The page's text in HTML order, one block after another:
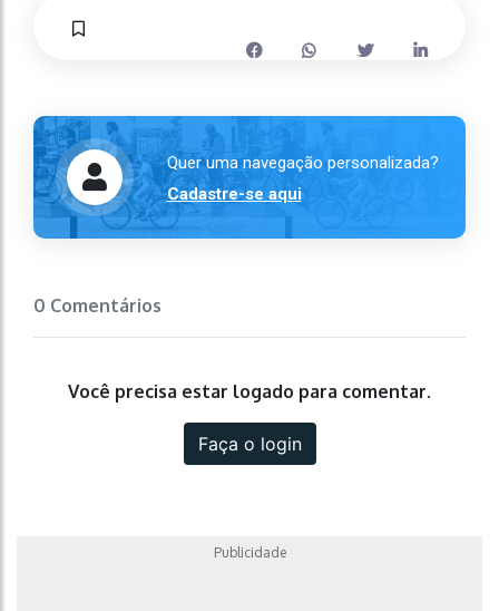
Quer uma navegação personalizada?
Cadastre-se aqui
0 Comentários
Você precisa estar logado para comentar.
Faça o login
Publicidade